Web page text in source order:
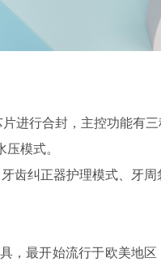
行合封，主控功能有三
模式。
齿纠正器护理模式、牙周
，最开始流行于欧美地